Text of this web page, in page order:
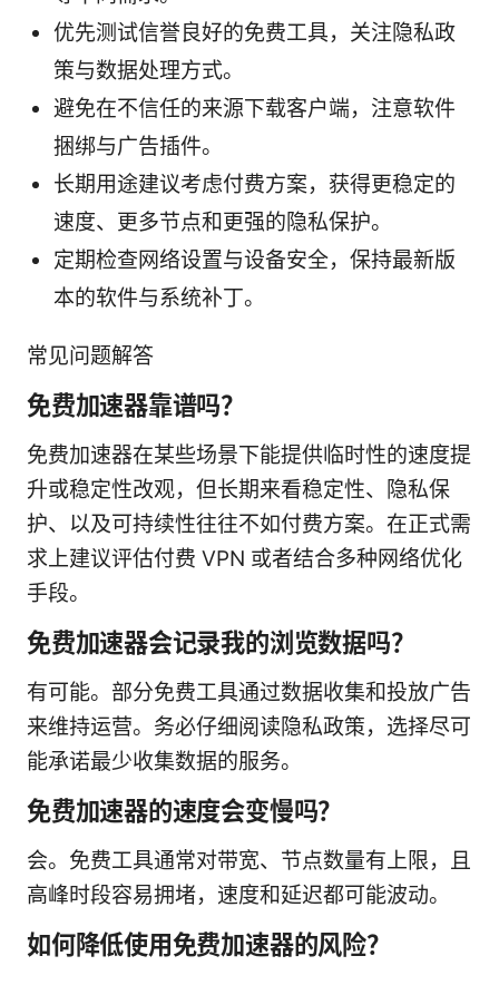
优先测试信誉良好的免费工具，关注隐私政
策与数据处理方式。
避免在不信任的来源下载客户端，注意软件
捆绑与广告插件。
长期用途建议考虑付费方案，获得更稳定的
速度、更多节点和更强的隐私保护。
定期检查网络设置与设备安全，保持最新版
本的软件与系统补丁。
常见问题解答
免费加速器靠谱吗？
免费加速器在某些场景下能提供临时性的速度提
升或稳定性改观，但长期来看稳定性、隐私保
护、以及可持续性往往不如付费方案。在正式需
求上建议评估付费 VPN 或者结合多种网络优化
手段。
免费加速器会记录我的浏览数据吗？
有可能。部分免费工具通过数据收集和投放广告
来维持运营。务必仔细阅读隐私政策，选择尽可
能承诺最少收集数据的服务。
免费加速器的速度会变慢吗？
会。免费工具通常对带宽、节点数量有上限，且
高峰时段容易拥堵，速度和延迟都可能波动。
如何降低使用免费加速器的风险？